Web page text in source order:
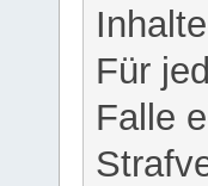
Für
Falle